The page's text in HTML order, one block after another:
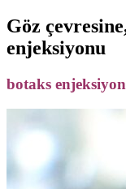
Göz
enjeksiyonu
botaks